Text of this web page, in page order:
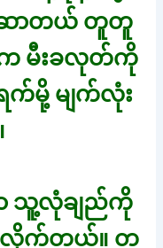
ာတယ် တူတူ
က မီးခလုတ်ကို
မို့ မျက်လုံး
သူ့လုံချည်ကို
းလိုက်တယ်။ တ